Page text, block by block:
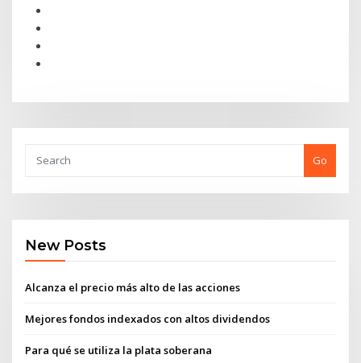
Go
New Posts
Alcanza el precio más alto de las acciones
Mejores fondos indexados con altos dividendos
Para qué se utiliza la plata soberana